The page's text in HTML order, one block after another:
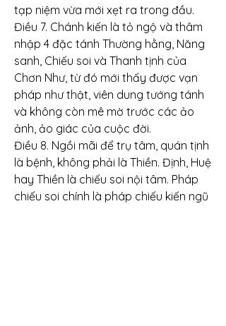
tạp niệm vừa mới xẹt ra trong đầu.
Điều 7. Chánh kiến là tỏ ngộ và thâm
nhập 4 đặc tánh Thường hằng, Năng
sanh, Chiếu soi và Thanh tịnh của
Chơn Như, từ đó mới thấy được vạn
pháp như thật, viên dung tướng tánh
và không còn mê mờ trước các ảo
ảnh, ảo giác của cuộc đời.
Điều 8. Ngồi mãi để trụ tâm, quán tịnh
là bệnh, không phải là Thiền. Định, Huệ
hay Thiền là chiếu soi nội tâm. Pháp
chiếu soi chính là pháp chiếu kiến ngũ